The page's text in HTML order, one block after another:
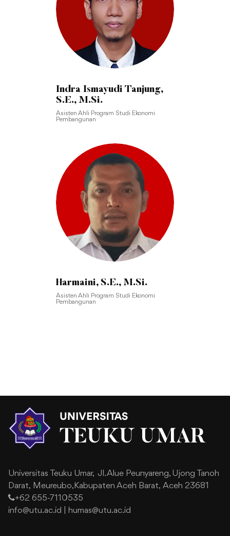
Indra Ismayudi Tanjung,
S.E., M.Si.
Asisten Ahli Program Studi Ekonomi
Pembangunan
Harmaini, S.E., M.Si.
Asisten Ahli Program Studi Ekonomi
Pembangunan
Universitas Teuku Umar, Jl. Alue Peunyareng, Ujong Tanoh
Darat, Meureubo,Kabupaten Aceh Barat, Aceh 23681
+62 655-7110535
info@utu.ac.id
humas@utu.ac.id